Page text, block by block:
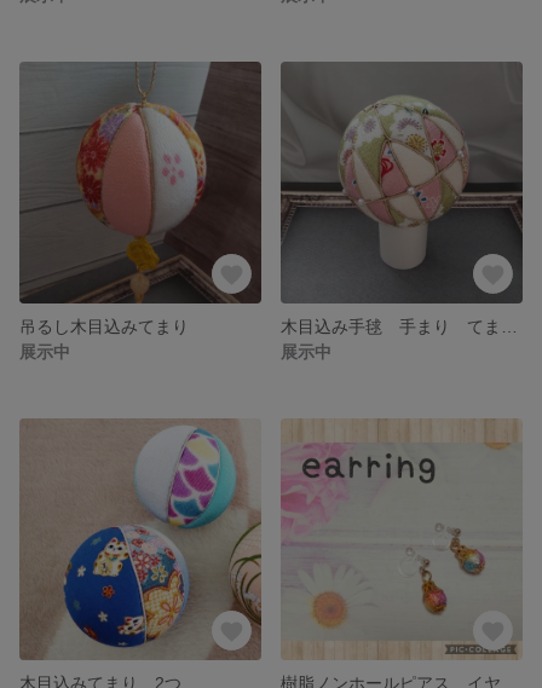
吊るし木目込みてまり
展示中
展示中
木目込みてまり 2つ